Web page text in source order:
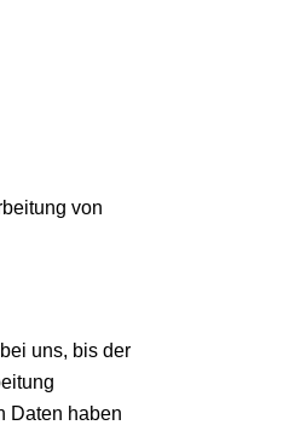
von
uns, bis der
Daten haben